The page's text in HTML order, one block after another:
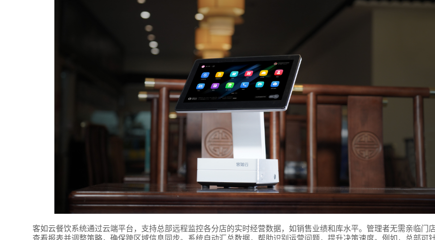
客如云餐饮系统通过云端平台，支持总部远程监控各分店的实时经营数据，如销售业绩和库水平。管理者无需亲临门